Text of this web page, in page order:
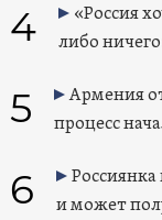
4
«Россия
либо
5
Армения
процесс
6
и может